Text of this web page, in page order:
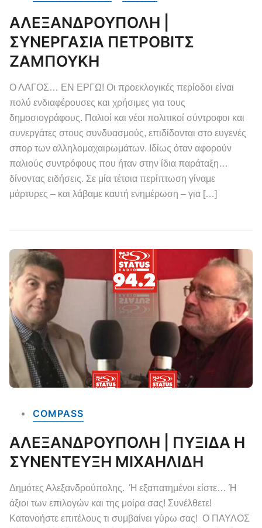
ΑΛΕΞΑΝΔΡΟΥΠΟΛΗ |
ΣΥΝΕΡΓΑΣΙΑ ΠΕΤΡΟΒΙΤΣ
ΖΑΜΠΟΥΚΗ
Ο ΛΑΓΟΣ… ΕΝ ΕΡΓΩ! Οι προεκλογικές περίοδοι είναι
πολύ ενδιαφέρουσες και χρήσιμες για τους
δημοσιογράφους. Παλιοί και νέοι πολιτικοί σύντροφοι και
συνεργάτες στους συνδυασμούς, επιδίδονται στο ευγενές
σπορ των αλληλομαχαιρωμάτων. Ιδίως όταν αφορούν
παλιούς συντρόφους που ήταν στην ίδια παράταξη…
δίνοντας ειδήσεις. Σε μία τέτοια περίπτωση γίναμε
μάρτυρες – και λάβαμε καυτή ενημέρωση – για […]
COMPASS
ΑΛΕΞΑΝΔΡΟΥΠΟΛΗ | ΠΥΞΙΔΑ Η
ΣΥΝΕΝΤΕΥΞΗ ΜΙΧΑΗΛΙΔΗ
Δημότες Αλεξανδρούπολης. Ή εξαπατημένοι είστε… Ή
άξιοι των επιλογών και της μοίρα σας! Συνέλθετε!
Κατανοήστε επιτέλους τι συμβαίνει γύρω σας! Ο ΠΑΥΛΟΣ